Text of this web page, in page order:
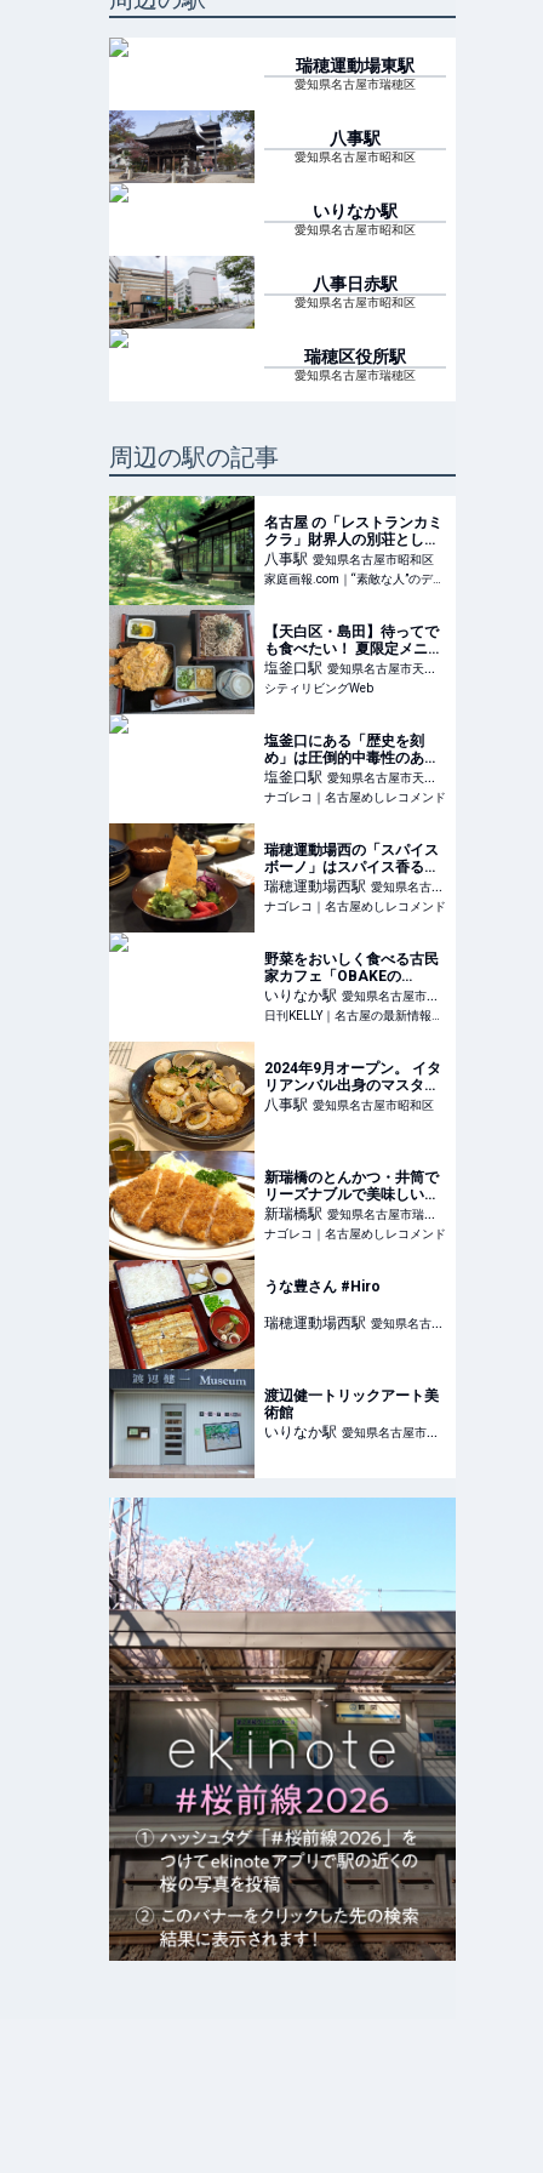
瑞穂運動場東駅
愛知県名古屋市瑞穂区
八事駅
愛知県名古屋市昭和区
いりなか駅
愛知県名古屋市昭和区
八事日赤駅
愛知県名古屋市昭和区
瑞穂区役所駅
愛知県名古屋市瑞穂区
周辺の駅の記事
名古屋 の「レストランカミ
クラ」財界人の別荘として
建てられた邸宅で季節のフ
レンチを | 家庭画報.com
｜“素敵な人”のディレクト
八事駅 愛知県名古屋市昭和区
家庭画報.com｜“素敵な人”のディレクトリ
【天白区・島田】待ってで
も食べたい！ 夏限定メニュ
ー「海老かつ重」が絶品｜
シティリビングWeb
塩釜口駅 愛知県名古屋市天白
区
シティリビングWeb
塩釜口にある「歴史を刻
め」は圧倒的中毒性のある
二郎系ラーメン専門店
塩釜口駅 愛知県名古屋市天白
区
ナゴレコ｜名古屋めしレコメンド
瑞穂運動場西の「スパイス
ボーノ」はスパイス香るビ
リヤニが美味しい隠れ家的
ビストロ
瑞穂運動場西駅 愛知県名古屋
市瑞穂区
ナゴレコ｜名古屋めしレコメンド
野菜をおいしく食べる古民
家カフェ「OBAKEの
OKABE」がオープン！【昭
和区・いりなか】 | 日刊
KELLY｜名古屋の最新情報
いりなか駅 愛知県名古屋市昭
和区
日刊KELLY｜名古屋の最新情報を毎日配信！
2024年9月オープン。 イタ
リアンバル出身のマスター
が作るバル料理をいただけ
八事駅 愛知県名古屋市昭和区
新瑞橋のとんかつ・井筒で
リーズナブルで美味しいと
んかつ定食を堪能
新瑞橋駅 愛知県名古屋市瑞穂
区
ナゴレコ｜名古屋めしレコメンド
うな豊さん #Hiro
瑞穂運動場西駅 愛知県名古屋
渡辺健一トリックアート美
術館
いりなか駅 愛知県名古屋市昭